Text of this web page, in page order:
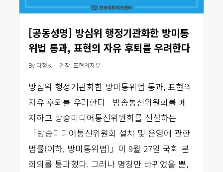
[공동성명] 방심위 행정기관화한 방미통
위법 통과, 표현의 자유 후퇴를 우려한다
By 디정넷 입장, 표현의자유
방심위 행정기관화한 방미통위법 통과, 표현의
자유 후퇴를 우려한다 방송통신위원회를 폐
지하고 방송미디어통신위원회를 신설하는
「방송미디어통신위원회 설치 및 운영에 관한
법률(이하, 방미통위법)」이 9월 27일 국회 본
회의를 통과했다. 그러나 명칭만 바뀌었을 뿐,